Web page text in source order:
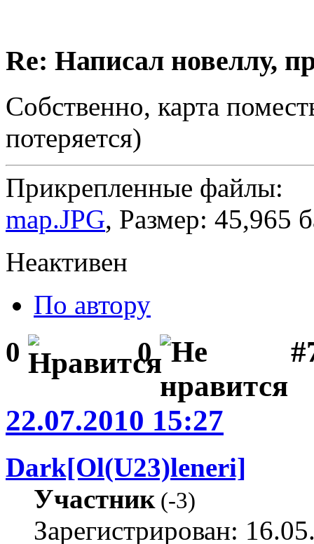
Re: Написал новеллу,
Собственно, карта
потеряется)
Прикрепленные файлы:
map.JPG, Размер: 45,965
Неактивен
По автору
0 0
22.07.2010 15:27
Dark[Ol(U23)leneri]
Участник(-3)
Зарегистрирован: